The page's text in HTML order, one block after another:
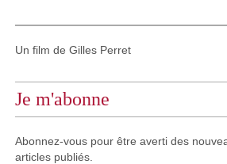
Un film de Gilles Perret
Je m'abonne
Abonnez-vous pour être averti des
articles publiés.